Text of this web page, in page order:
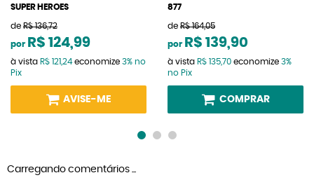
SUPER HEROES
de R$ 136,72
por R$ 124,99
à vista R$ 121,24economize 3% no
Pix
AVISE-ME
877
de R$ 164,05
por R$ 139,90
à vista R$ 135,70 economize 3%
no Pix
COMPRAR
Carregando comentários ...